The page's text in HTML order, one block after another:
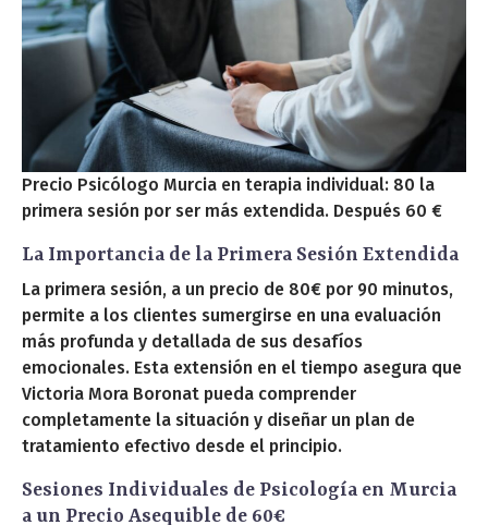
Precio Psicólogo Murcia en terapia individual: 80 la
primera sesión por ser más extendida. Después 60 €
La Importancia de la Primera Sesión Extendida
La primera sesión, a un precio de 80€ por 90 minutos,
permite a los clientes sumergirse en una evaluación
más profunda y detallada de sus desafíos
emocionales. Esta extensión en el tiempo asegura que
Victoria Mora Boronat pueda comprender
completamente la situación y diseñar un plan de
tratamiento efectivo desde el principio.
Sesiones Individuales de Psicología en Murcia
a un Precio Asequible de 60€